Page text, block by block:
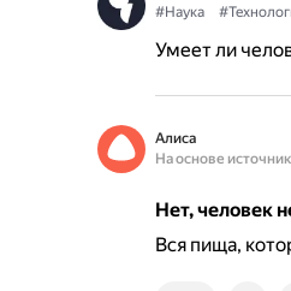
#Наука
Умеет ли
Алиса
На основе
Нет, человек
Вся пища,